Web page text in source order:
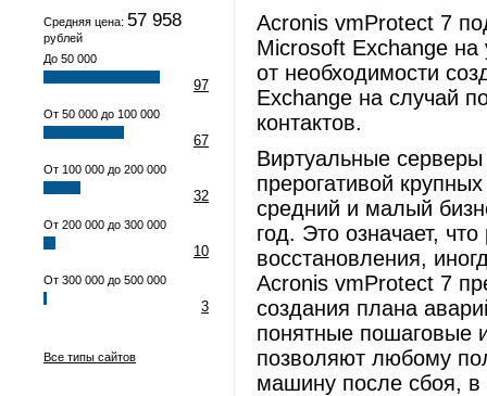
Средняя цена: 57 958
рублей
До 50 000
97
От 50 000 до 100 000
67
От 100 000 до 200 000
32
От 200 000 до 300 000
10
От 300 000 до 500 000
3
Все типы сайтов
Acronis vmProtect 7
Microsoft Exchange на
от необходимости
Exchange на случай
контактов.
Виртуальные
прерогативой
средний и малый
год. Это означает,
восстановления,
Acronis vmProtect 7
создания плана
понятные пошаговые
позволяют любому
машину после сбоя,